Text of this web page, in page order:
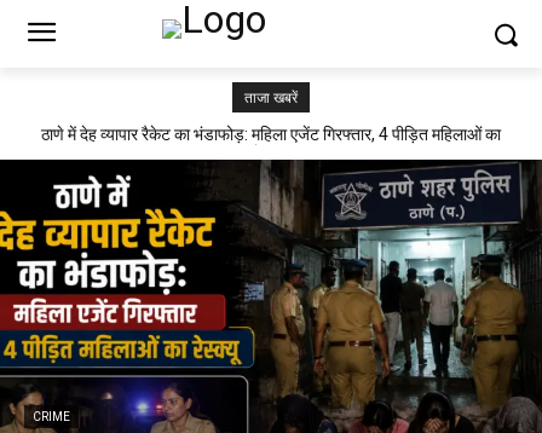
ताजा खबरें
ठाणे में देह व्यापार रैकेट का भंडाफोड़: महिला एजेंट गिरफ्तार, 4 पीड़ित महिलाओं का
CRIME